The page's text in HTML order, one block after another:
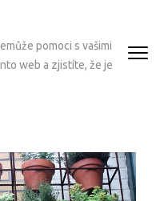
pomoci s vašimi
web a zjistíte, že je